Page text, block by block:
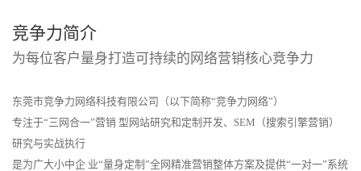
竞争力简介
为每位客户量身打造可持续的网络营销核心竞争力
东莞市竞争力网络科技有限公司（以下简称“竞争力网络”）
专注于“三网合一”营销 型网站研究和定制开发、SEM（搜索引擎营销）
研究与实战执行
是为广大小中企 业“量身定制”全网精准营销整体方案及提供“一对一”系统